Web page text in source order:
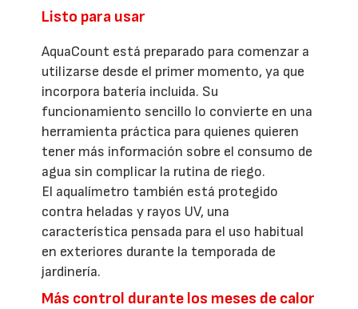
Listo para usar
AquaCount está preparado para comenzar a
utilizarse desde el primer momento, ya que
incorpora batería incluida. Su
funcionamiento sencillo lo convierte en una
herramienta práctica para quienes quieren
tener más información sobre el consumo de
agua sin complicar la rutina de riego.
El aqualímetro también está protegido
contra heladas y rayos UV, una
característica pensada para el uso habitual
en exteriores durante la temporada de
jardinería.
Más control durante los meses de calor